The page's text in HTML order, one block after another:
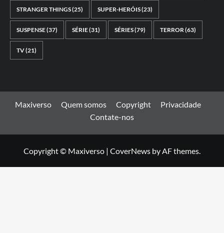
STRANGER THINGS(25) SUPER-HERÓIS(23)
SUSPENSE(37) SÉRIE(31) SÉRIES(79) TERROR(63)
TV(21)
Maxiverso Quem somos Copyright
Privacidade
Contate-nos
Copyright © Maxiverso | CoverNews by AF themes.